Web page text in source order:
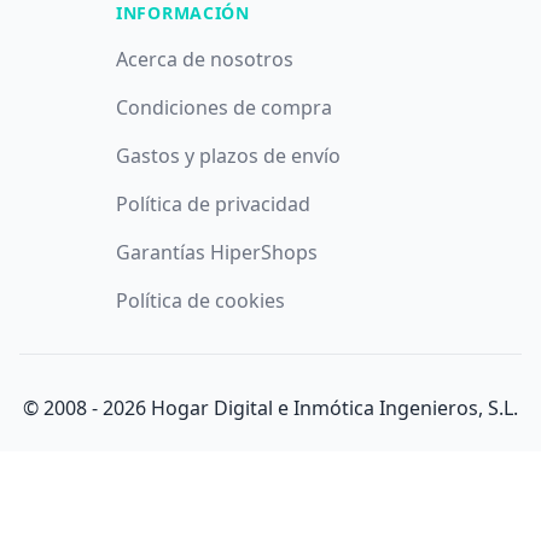
INFORMACIÓN
Acerca de nosotros
Condiciones de compra
Gastos y plazos de envío
Política de privacidad
Garantías HiperShops
Política de cookies
© 2008 -2026 Hogar Digital e Inmótica Ingenieros, S.L.